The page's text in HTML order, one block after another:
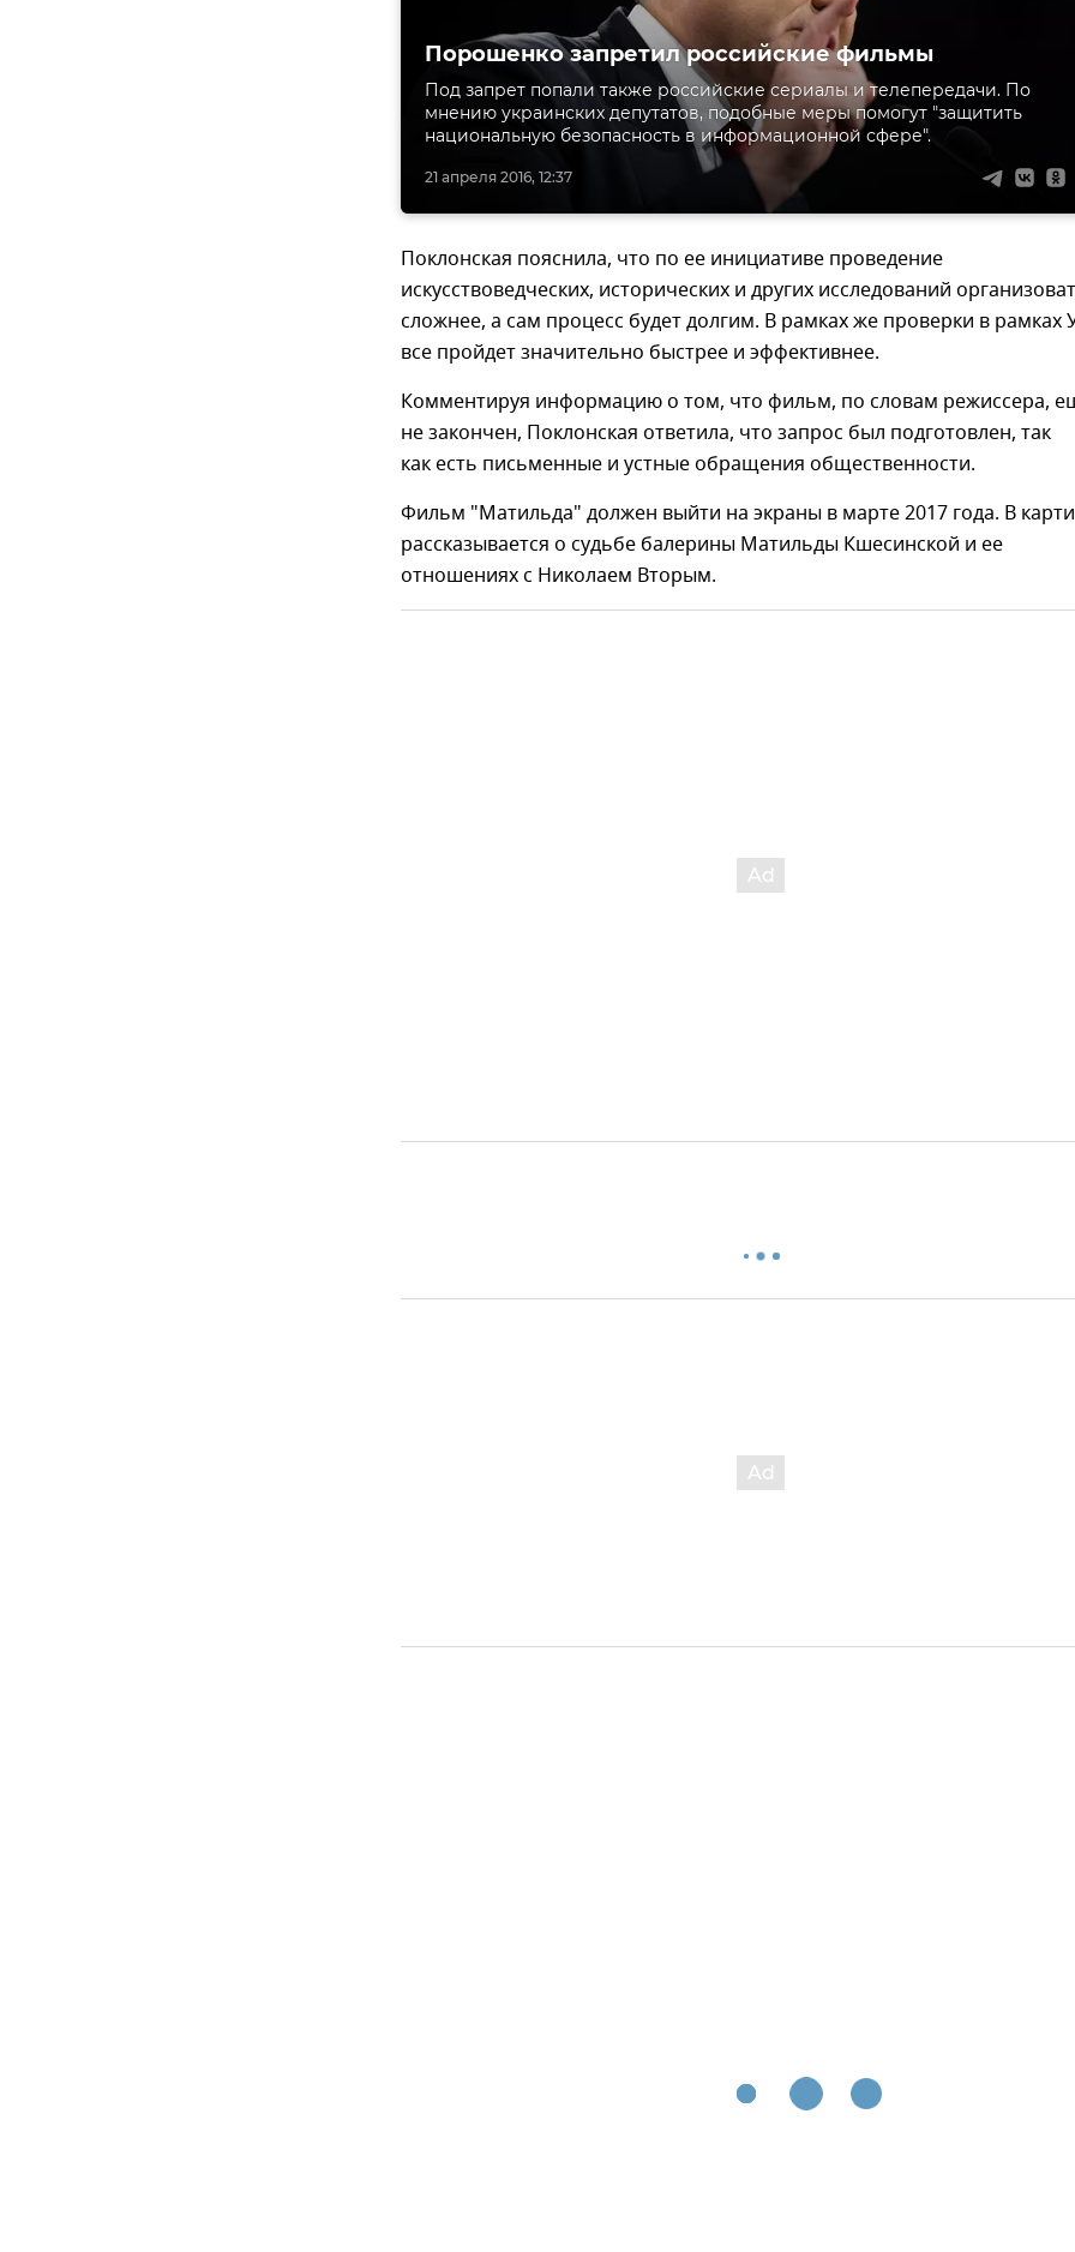
21 апреля 2016, 12:37
Порошенко запретил российские фильмы
Под запрет попали также российские сериалы и телепередачи. По
мнению украинских депутатов, подобные меры помогут "защитить
национальную безопасность в информационной сфере".
Поклонская пояснила, что по ее инициативе проведение
искусствоведческих, исторических и других исследований
сложнее, а сам процесс будет долгим. В рамках же проверки в рамках
все пройдет значительно быстрее и эффективнее.
Комментируя информацию о том, что фильм, по словам режиссера,
не закончен, Поклонская ответила, что запрос был подготовлен, так
как есть письменные и устные обращения общественности.
Фильм "Матильда" должен выйти на экраны в марте 2017 года. В
рассказывается о судьбе балерины Матильды Кшесинской и ее
отношениях с Николаем Вторым.